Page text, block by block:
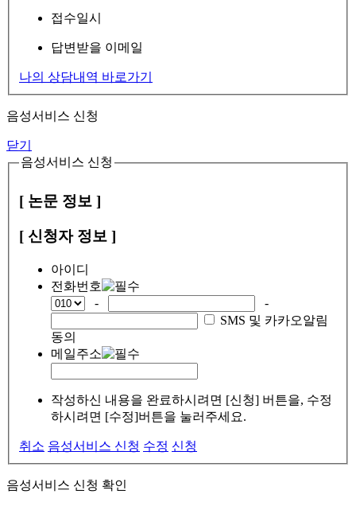
접수일시
답변받을 이메일
나의 상담내역 바로가기
음성서비스 신청
닫기
음성서비스 신청
[ 논문 정보 ]
[ 신청자 정보 ]
아이디
전화번호
-
-
SMS 및 카카오알림
동의
메일주소
작성하신 내용을 완료하시려면 [신청] 버튼을, 수정
하시려면 [수정]버튼을 눌러주세요.
취소 음성서비스 신청 수정 신청
음성서비스 신청 확인